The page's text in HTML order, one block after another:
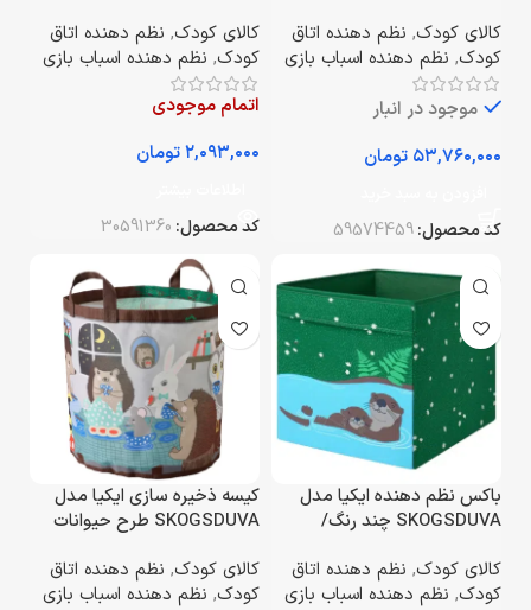
کالای کودک, نظم دهنده اتاق
کودک, نظم دهنده اسباب بازی
موجود در انبار
تومان
کد محصول:59574459
کالای کودک, نظم دهنده اتاق
کودک, نظم دهنده اسباب بازی
اتمام موجودی
تومان
کد محصول: 30591360
باکس نظم دهنده ایکیا مدل
SKOGSDUVA چند رنگ/
کالای کودک, نظم دهنده اتاق
کودک, نظم دهنده اسباب بازی
کیسه ذخیره سازی ایکیا مدل
SKOGSDUVA طرح حیوانات
کالای کودک, نظم دهنده اتاق
کودک, نظم دهنده اسباب بازی